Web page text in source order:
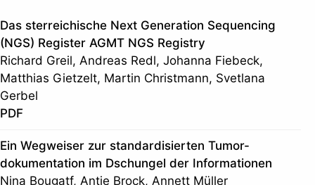
Das sterreichische Next Generation Sequencing
(NGS) Register AGMT NGS Registry
Richard Greil, Andreas Redl, Johanna Fiebeck,
Matthias Gietzelt, Martin Christmann, Svetlana
Gerbel
PDF
Ein Wegweiser zur standardisierten Tumor-
dokumentation im Dschungel der Informationen
Nina Bougatf, Antje Brock, Annett Müller